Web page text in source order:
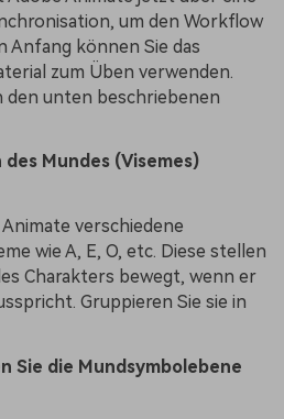
um den Workflow
Anfang können Sie das
zum Üben verwenden.
den unten beschriebenen
Mundes (Visemes)
verschiedene
wie A, E, O, etc. Diese stellen
Charakters bewegt, wenn er
Gruppieren Sie sie in
Sie die Mundsymbolebene